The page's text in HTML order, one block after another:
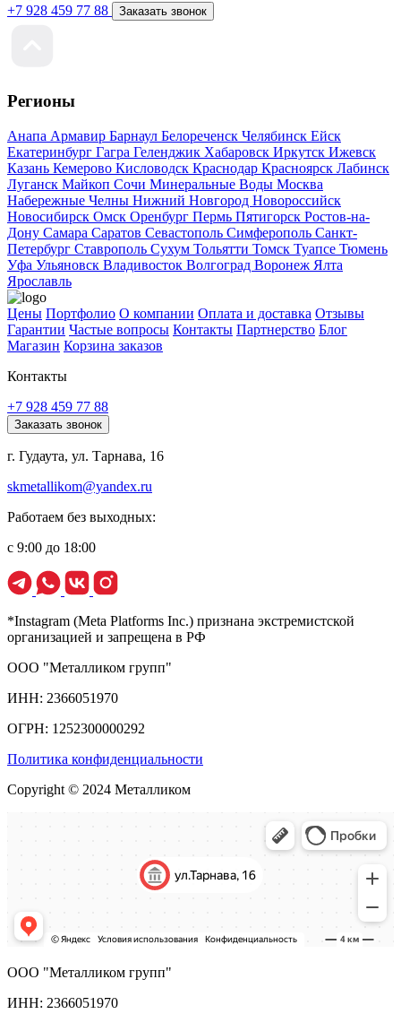
+7 928 459 77 88 Заказать звонок
Регионы
Анапа Армавир Барнаул Белореченск Челябинск Ейск
Екатеринбург Гагра Геленджик Хабаровск Иркутск Ижевск
Казань Кемерово Кисловодск Краснодар Красноярск Лабинск
Луганск Майкоп Сочи Минеральные Воды Москва
Набережные Челны Нижний Новгород Новороссийск
Новосибирск Омск Оренбург Пермь Пятигорск Ростов-на-
Дону Самара Саратов Севастополь Симферополь Санкт-
Петербург Ставрополь Сухум Тольятти Томск Туапсе Тюмень
Уфа Ульяновск Владивосток Волгоград Воронеж Ялта
Ярославль
Цены Портфолио О компании Оплата и доставка Отзывы
Гарантии Частые вопросы Контакты Партнерство Блог
Магазин Корзина заказов
Контакты
+7 928 459 77 88
Заказать звонок
г. Гудаута, ул. Тарнава, 16
skmetallikom@yandex.ru
Работаем без выходных:
с 9:00 до 18:00
*Instagram (Meta Platforms Inc.) признана экстремистской
организацией и запрещена в РФ
ООО "Металликом групп"
ИНН: 2366051970
ОГРН: 1252300000292
Политика конфиденциальности
Copyright © 2024 Металликом
ООО "Металликом групп"
ИНН: 2366051970